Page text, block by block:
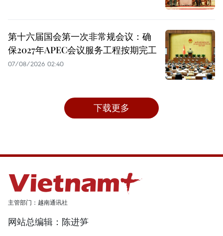
第十六届国会第一次非常规会议：确
保2027年APEC会议服务工程按期完工
07/08/2026 02:40
下载更多
主管部门：越南通讯社
网站总编辑：陈进笋